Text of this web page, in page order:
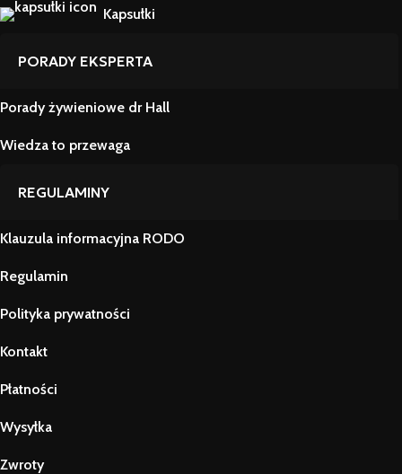
Kapsułki
PORADY EKSPERTA
Porady żywieniowe dr Hall
Wiedza to przewaga
REGULAMINY
Klauzula informacyjna RODO
Regulamin
Polityka prywatności
Kontakt
Płatności
Wysyłka
Zwroty